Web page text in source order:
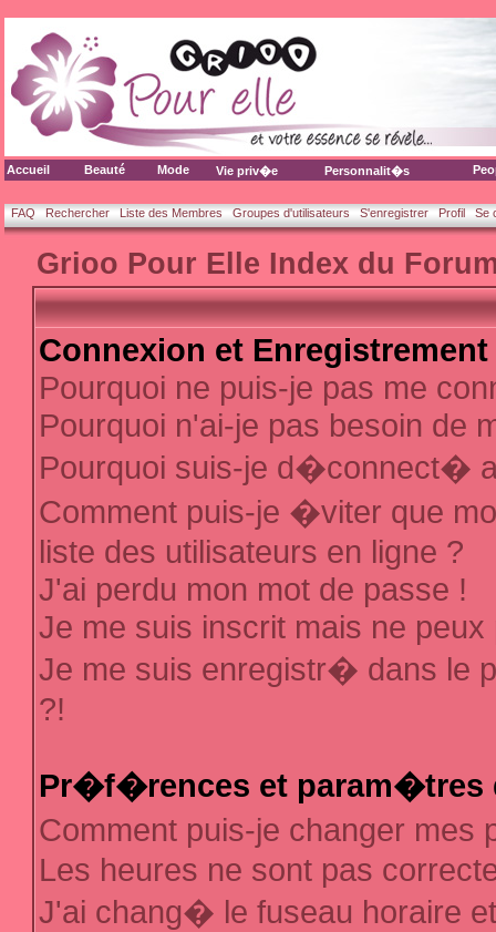
Accueil Beauté Mode Vie priv�e Personnalit�s
FAQ Rechercher Liste des Membres Groupes d'utilisateurs S'enregistrer Profil Se
Grioo Pour Elle Index du
Connexion et Enregistrement
Pourquoi ne puis-je pas me
Pourquoi n'ai-je pas besoin de
Pourquoi suis-je d�connect�
Comment puis-je �viter que
liste des utilisateurs en ligne ?
J'ai perdu mon mot de passe !
Je me suis inscrit mais ne
Je me suis enregistr� dans le
?!
Pr�f�rences et param�tres
Comment puis-je changer
Les heures ne sont pas
J'ai chang� le fuseau horaire